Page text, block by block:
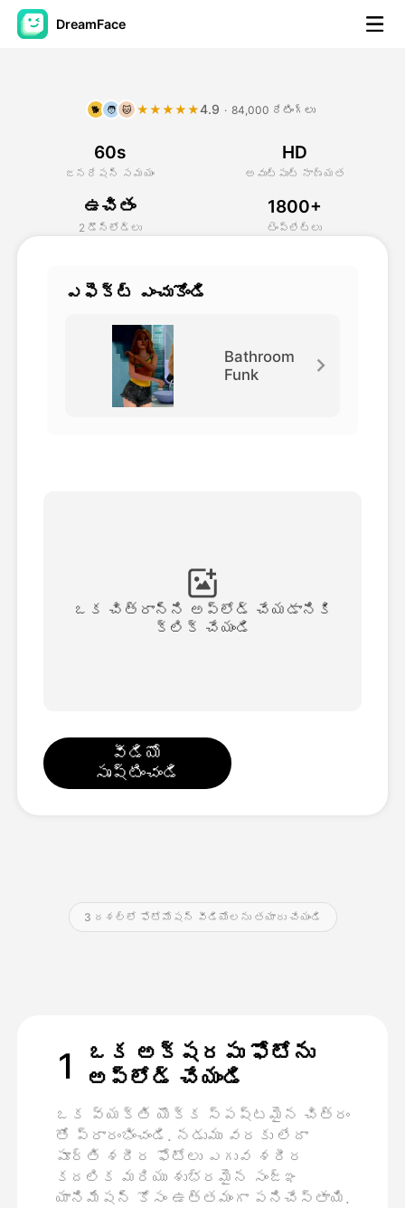
DreamFace
అవతార్ వీడియో
వీడియో
అన్ని టెంప్లేట్‌లను చూడండి
బ్లాగ్
🐕 🧑 🐱 ★★★★★4.9 · 84,000 రేటింగ్‌లు
60s
జనరేషన్ సమయం
HD
అవుట్‌పుట్ నాణ్యత
ఉచితం
2 డౌన్‌లోడ్‌లు
1800+
టెంప్లేట్‌లు
ఎఫెక్ట్ ఎంచుకోండి
Bathroom
Funk
ఒక చిత్రాన్ని అప్‌లోడ్ చేయడానికి
క్లిక్ చేయండి
వీడియో
సృష్టించండి
3 దశల్లో ఫోటోమోషన్ వీడియోలను తయారు చేయండి
1
ఒక అక్షరపు ఫోటోను
అప్లోడ్ చేయండి
ఒక వ్యక్తి యొక్క స్పష్టమైన చిత్రం
తో ప్రారంభించండి. నడుము వరకు లేదా
పూర్తి శరీర ఫోటోలు ఎగువ శరీర
కదలిక మరియు శుభ్రమైన సంజ్ఞ
యానిమేషన్ కోసం ఉత్తమంగా పనిచేస్తాయి.